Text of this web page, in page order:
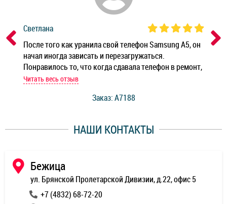
Светлана
После того как уранила свой телефон Samsung A5, он
начал иногда зависать и перезагружаться.
Понравилось то, что когда сдавала телефон в ремонт,
мастер при мне сделал быструю диагностику и сказал
работы и оперативность!
Читать весь отзыв
Заказ: A7188
НАШИ КОНТАКТЫ
Бежица
ул. Брянской Пролетарской Дивизии, д.22, офис 5
+7 (4832) 68-72-20